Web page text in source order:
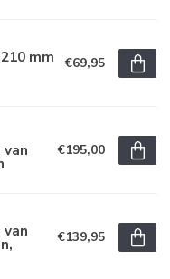
mm €69,95
€195,00
€139,95